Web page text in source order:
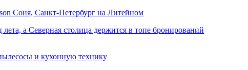
Соня, Санкт-Петербург на Литейном
и кухонную технику